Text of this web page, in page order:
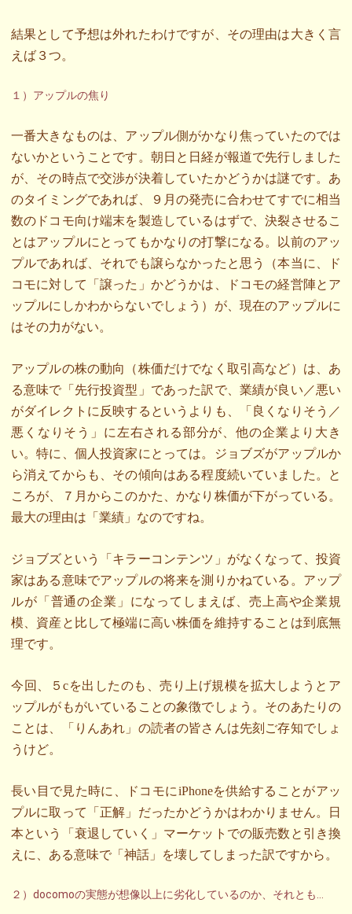
結果として予想は外れたわけですが、その理由は大きく言
えば３つ。
１）アップルの焦り
一番大きなものは、アップル側がかなり焦っていたのでは
ないかということです。朝日と日経が報道で先行しました
が、その時点で交渉が決着していたかどうかは謎です。あ
のタイミングであれば、９月の発売に合わせてすでに相当
数のドコモ向け端末を製造しているはずで、決裂させるこ
とはアップルにとってもかなりの打撃になる。以前のアッ
プルであれば、それでも譲らなかったと思う（本当に、ド
コモに対して「譲った」かどうかは、ドコモの経営陣とア
ップルにしかわからないでしょう）が、現在のアップルに
はその力がない。
アップルの株の動向（株価だけでなく取引高など）は、あ
る意味で「先行投資型」であった訳で、業績が良い／悪い
がダイレクトに反映するというよりも、「良くなりそう／
悪くなりそう」に左右される部分が、他の企業より大き
い。特に、個人投資家にとっては。ジョブズがアップルか
ら消えてからも、その傾向はある程度続いていました。と
ころが、７月からこのかた、かなり株価が下がっている。
最大の理由は「業績」なのですね。
ジョブズという「キラーコンテンツ」がなくなって、投資
家はある意味でアップルの将来を測りかねている。アップ
ルが「普通の企業」になってしまえば、売上高や企業規
模、資産と比して極端に高い株価を維持することは到底無
理です。
今回、５cを出したのも、売り上げ規模を拡大しようとア
ップルがもがいていることの象徴でしょう。そのあたりの
ことは、「りんあれ」の読者の皆さんは先刻ご存知でしょ
うけど。
長い目で見た時に、ドコモにiPhoneを供給することがアッ
プルに取って「正解」だったかどうかはわかりません。日
本という「衰退していく」マーケットでの販売数と引き換
えに、ある意味で「神話」を壊してしまった訳ですから。
２）docomoの実態が想像以上に劣化しているのか、それとも…